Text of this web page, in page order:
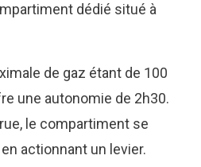
dédié situé à
de gaz étant de 100
une autonomie de 2h30.
le compartiment se
actionnant un levier.